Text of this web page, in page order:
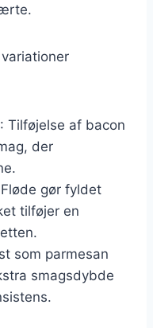
: Tilføjelse af bacon
der
gør fyldet
tilføjer en
som parmesan
smagsdybde